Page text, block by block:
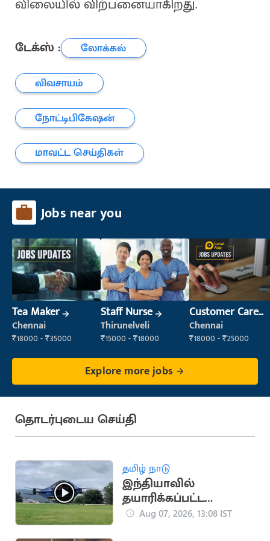
விலையில் விற்பனையாகிறது.
டேக்ஸ் :
லோக்கல்
விவசாயம்
நோட்டிபிகேஷன்
மாவட்ட செய்திகள்
Jobs near you
Tea Maker
Chennai
₹18000 - ₹35000
Staff Nurse
Thirunelveli
₹15000 - ₹18000
Customer Care
Executive
Chennai
₹18000 - ₹25000
Explore more jobs
தொடர்புடைய செய்தி
தமிழ் நாடு
இந்தியாவில்
தயாரிக்கப்பட்ட
பறக்கும் மின்சாரக் கார்
Aug 07, 2026, 13:08 IST